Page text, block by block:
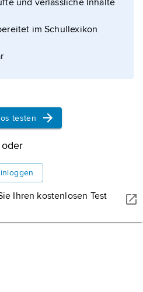
zum Artikel
und verlässliche Inhalte
im Schullexikon
testen
oder
Ihren kostenlosen Test